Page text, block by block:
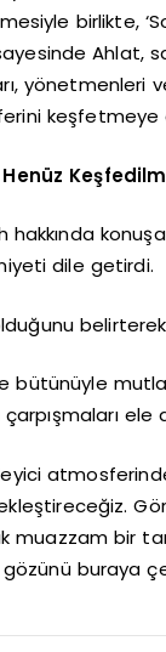
birlikte,
Ahlat,
keşfetmeye
hakkında
dile getirdi.
bütünüyle
ele
muazzam bir
buraya